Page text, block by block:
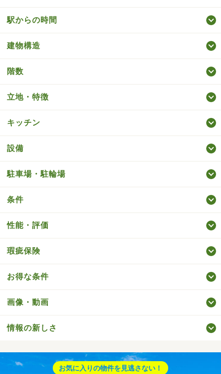
駅からの時間
建物構造
階数
立地・特徴
キッチン
設備
駐車場・駐輪場
条件
性能・評価
瑕疵保険
お得な条件
画像・動画
情報の新しさ
お気に入りの物件を見逃さない！